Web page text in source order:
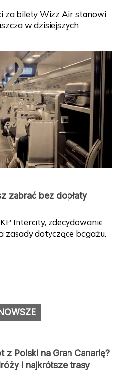
za bilety Wizz Air stanowi
w dzisiejszych
zabrać bez dopłaty
Intercity, zdecydowanie
dotyczące bagażu.
z Polski na Gran Canarię?
i najkrótsze trasy